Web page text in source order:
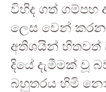
විහිද ගත්
ලෙස වෙන් කරන
අතිශයින් හිතවත්
දියේ දැමීමක් වූ
බහුතරය හිමි